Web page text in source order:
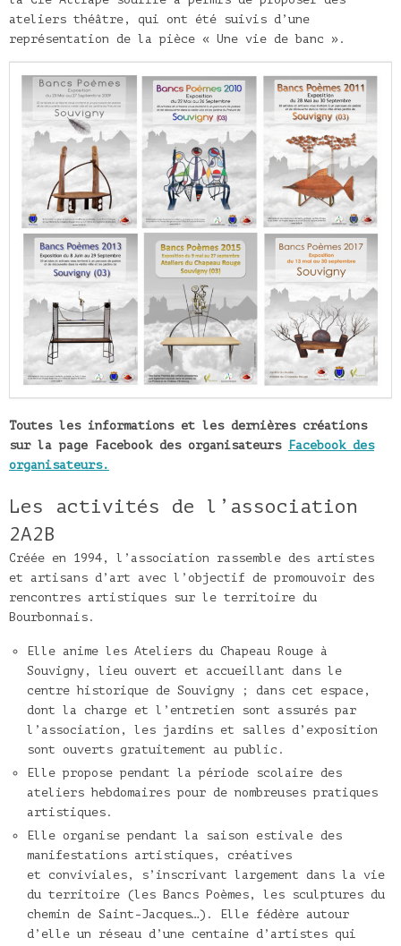
ateliers théâtre, qui ont été suivis d’une
représentation de la pièce « Une vie de banc ».
Toutes les informations et les dernières créations
sur la page Facebook des organisateurs
Facebook des
organisateurs.
Les activités de l’association
2A2B
Créée en 1994, l’association rassemble des artistes
et artisans d’art avec l’objectif de promouvoir des
rencontres artistiques sur le territoire du
Bourbonnais.
Elle anime les Ateliers du Chapeau Rouge à
Souvigny, lieu ouvert et accueillant dans le
centre historique de Souvigny ; dans cet espace,
dont la charge et l’entretien sont assurés par
l’association, les jardins et salles d’exposition
sont ouverts gratuitement au public.
Elle propose pendant la période scolaire des
ateliers hebdomaires pour de nombreuses pratiques
artistiques.
Elle organise pendant la saison estivale des
manifestations artistiques, créatives
et conviviales, s’inscrivant largement dans la vie
du territoire (les Bancs Poèmes, les sculptures du
chemin de Saint-Jacques…). Elle fédère autour
d’elle un réseau d’une centaine d’artistes qui